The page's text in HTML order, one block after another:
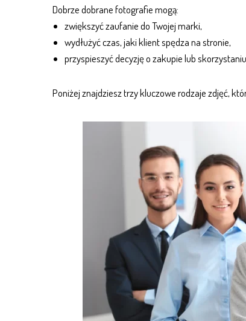
Dobrze dobrane fotografie mogą:
zwiększyć zaufanie do Twojej marki,
wydłużyć czas, jaki klient spędza na stronie,
przyspieszyć decyzję o zakupie lub skorzystaniu
Poniżej znajdziesz trzy kluczowe rodzaje zdjęć,